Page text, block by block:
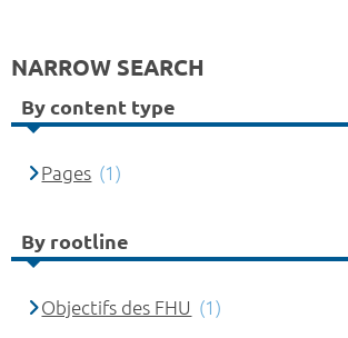
NARROW SEARCH
By content type
Pages (1)
By rootline
Objectifs des FHU (1)